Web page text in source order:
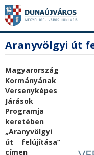
Ugrás
tartalomhoz
Ugrás
navigációhoz
Ugrás
kereséshez
a
honlapon
tartalom
Aranyvölgyi út
Magyarország
Kormányának
Versenyképes
Járások
Programja
keretében
„Aranyvölgyi
út felújítása”
címen